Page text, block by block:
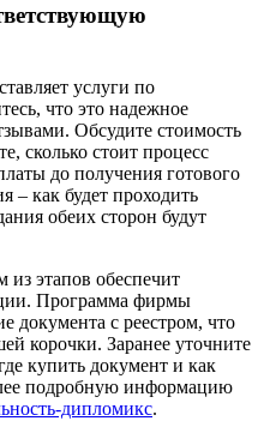
услуги по
что это надежное
Обсудите стоимость
сколько стоит процесс
до получения готового
– как будет проходить
обеих сторон будут
этапов обеспечит
Программа фирмы
документа с реестром, что
корочки. Заранее уточните
купить документ и как
подробную информацию
дипломикс.